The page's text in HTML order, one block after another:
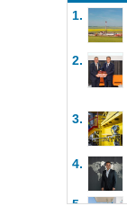
1.
2.
3.
4.
5.